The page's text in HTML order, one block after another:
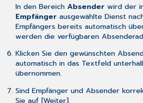
In den Bereich Absender wird der
Empfänger ausgewählte Dienst
Empfängers bereits automatisch
werden die verfügbaren
Klicken Sie den gewünschten
automatisch in das Textfeld
übernommen.
Sind Empfänger und Absender
Sie auf [Weiter].